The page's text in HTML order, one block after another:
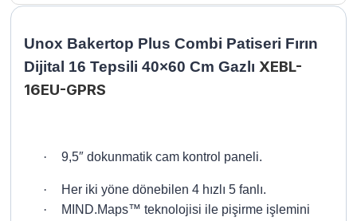
Unox Bakertop Plus Combi Patiseri Fırın
Dijital 16 Tepsili 40×60 Cm Gazlı XEBL-
16EU-GPRS
· 9,5″ dokunmatik cam kontrol paneli.
·
Her iki yöne dönebilen 4 hızlı 5 fanlı.
·
MIND.Maps­™ teknolojisi ile pişirme işlemini